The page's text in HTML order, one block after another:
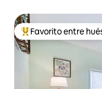
Favorito entre los
Favorito entre